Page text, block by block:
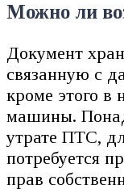
Можно ли
Документ
связанную с
кроме этого в
машины.
утрате ПТС,
потребуется
прав